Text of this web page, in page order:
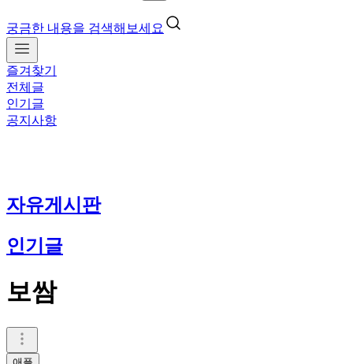
궁금한 내용을 검색해보세요
즐겨찾기
전체글
인기글
공지사항
자유게시판
인기글
보쌈